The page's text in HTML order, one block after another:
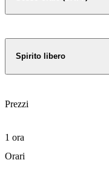
Alcuni contenuti non si
svelano a chiunque.
Richiedi accesso
Spirito libero
Prezzi
1 ora
Orari